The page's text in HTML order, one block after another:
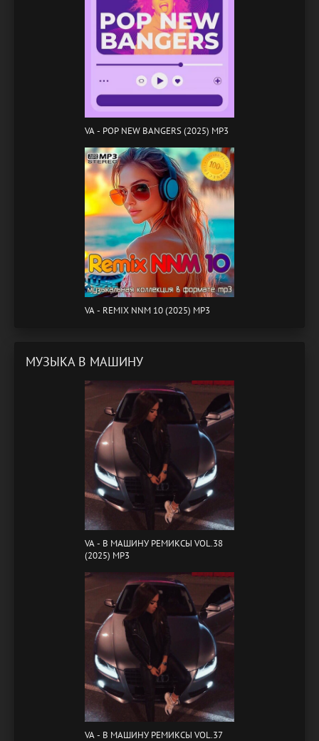
VA - POP NEW BANGERS (2025) MP3
VA - REMIX NNM 10 (2025) MP3
МУЗЫКА В МАШИНУ
VA - B МАШИНУ РЕМИКСЫ VOL.38
(2025) MP3
VA - B МАШИНУ РЕМИКСЫ VOL.37